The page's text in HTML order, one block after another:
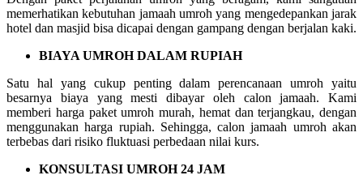
memerhatikan kebutuhan jamaah umroh yang mengedepankan jarak
hotel dan masjid bisa dicapai dengan gampang dengan berjalan kaki.
BIAYA UMROH DALAM RUPIAH
Satu hal yang cukup penting dalam perencanaan umroh yaitu
besarnya biaya yang mesti dibayar oleh calon jamaah. Kami
memberi harga paket umroh murah, hemat dan terjangkau, dengan
menggunakan harga rupiah. Sehingga, calon jamaah umroh akan
terbebas dari risiko fluktuasi perbedaan nilai kurs.
KONSULTASI UMROH 24 JAM